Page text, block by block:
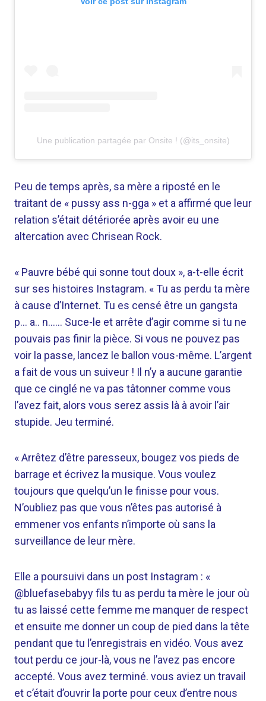
Une publication partagée par Onsite ! (@its_onsite)
Peu de temps après, sa mère a riposté en le
traitant de « pussy ass n-gga » et a affirmé que leur
relation s’était détériorée après avoir eu une
altercation avec Chrisean Rock.
« Pauvre bébé qui sonne tout doux », a-t-elle écrit
sur ses histoires Instagram. « Tu as perdu ta mère
à cause d’Internet. Tu es censé être un gangsta
p… a.. n…… Suce-le et arrête d’agir comme si tu ne
pouvais pas finir la pièce. Si vous ne pouvez pas
voir la passe, lancez le ballon vous-même. L’argent
a fait de vous un suiveur ! Il n’y a aucune garantie
que ce cinglé ne va pas tâtonner comme vous
l’avez fait, alors vous serez assis là à avoir l’air
stupide. Jeu terminé.
« Arrêtez d’être paresseux, bougez vos pieds de
barrage et écrivez la musique. Vous voulez
toujours que quelqu’un le finisse pour vous.
N’oubliez pas que vous n’êtes pas autorisé à
emmener vos enfants n’importe où sans la
surveillance de leur mère.
Elle a poursuivi dans un post Instagram : «
@bluefasebabyy fils tu as perdu ta mère le jour où
tu as laissé cette femme me manquer de respect
et ensuite me donner un coup de pied dans la tête
pendant que tu l’enregistrais en vidéo. Vous avez
tout perdu ce jour-là, vous ne l’avez pas encore
accepté. Vous avez terminé. vous aviez un travail
et c’était d’ouvrir la porte pour ceux d’entre nous